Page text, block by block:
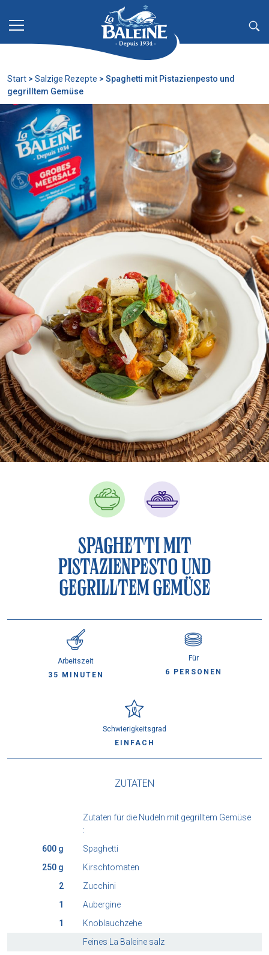
Start > Salzige Rezepte > Spaghetti mit Pistazienpesto und
gegrilltem Gemüse
SPAGHETTI MIT
PISTAZIENPESTO UND
GEGRILLTEM GEMÜSE
Arbeitszeit
35 MINUTEN
Für
6 PERSONEN
Schwierigkeitsgrad
EINFACH
ZUTATEN
Zutaten für die Nudeln mit gegrilltem Gemüse
:
600 g
Spaghetti
250 g
Kirschtomaten
2
Zucchini
1
Aubergine
1
Knoblauchzehe
Feines La Baleine salz